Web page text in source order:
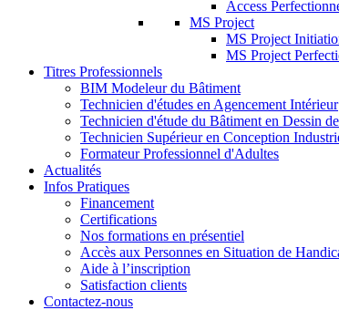
Access
MS Project
MS Project
MS Project
Titres Professionnels
BIM Modeleur du Bâtiment
Technicien d'études en Agencement Intérieur
Technicien d'étude du Bâtiment en Dessin
Technicien Supérieur en Conception
Formateur Professionnel d'Adultes
Actualités
Infos Pratiques
Financement
Certifications
Nos formations en présentiel
Accès aux Personnes en Situation de
Aide à l’inscription
Satisfaction clients
Contactez-nous